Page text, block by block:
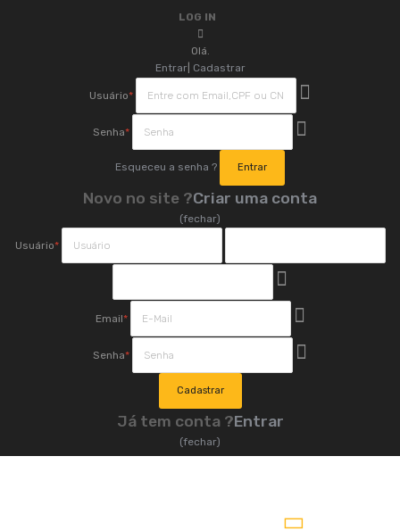
LOG IN
Olá.
Entrar| Cadastrar
Usuário*
Senha*
Esqueceu a senha ?
Novo no site ?Criar uma conta
(fechar)
Usuário*
Email*
Senha*
Já tem conta ?Entrar
(fechar)